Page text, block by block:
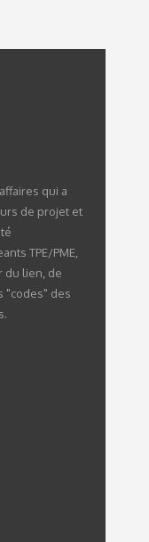
qui a
de projet et
TPE/PME,
du lien, de
"codes" des